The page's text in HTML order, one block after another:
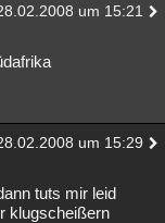
um 15:21
um 15:29
tuts mir leid
klugscheißern